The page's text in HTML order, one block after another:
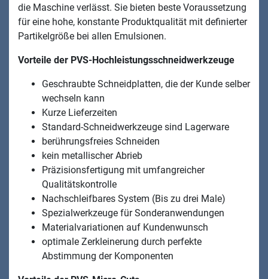
die Maschine verlässt. Sie bieten beste Voraussetzung
für eine hohe, konstante Produktqualität mit definierter
Partikelgröße bei allen Emulsionen.
Vorteile der PVS-Hochleistungsschneidwerkzeuge
Geschraubte Schneidplatten, die der Kunde selber
wechseln kann
Kurze Lieferzeiten
Standard-Schneidwerkzeuge sind Lagerware
berührungsfreies Schneiden
kein metallischer Abrieb
Präzisionsfertigung mit umfangreicher
Qualitätskontrolle
Nachschleifbares System (Bis zu drei Male)
Spezialwerkzeuge für Sonderanwendungen
Materialvariationen auf Kundenwunsch
optimale Zerkleinerung durch perfekte
Abstimmung der Komponenten